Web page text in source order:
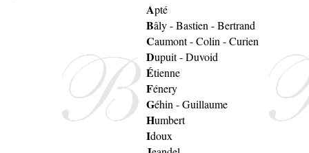
Apté
Bâly-Bastien -Bertrand
Caumont-Colin -Curien
Dupuit-Duvoid
Étienne
Fénery
Géhin -Guillaume
Humbert
Idoux